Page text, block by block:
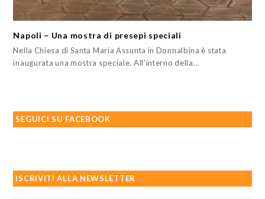
Napoli – Una mostra di presepi speciali
Nella Chiesa di Santa Maria Assunta in Donnalbina è stata
inaugurata una mostra speciale. All'interno della…
SEGUICI SU FACEBOOK
ISCRIVITI ALLA NEWSLETTER